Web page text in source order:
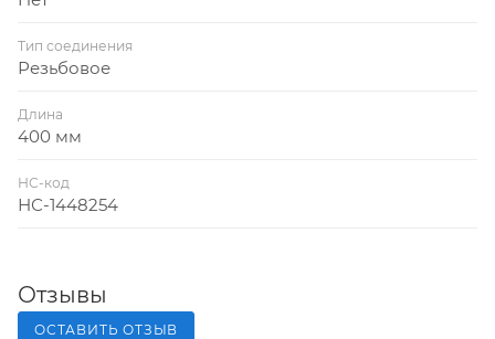
Тип соединения
Резьбовое
Длина
400 мм
НС-код
НС-1448254
Отзывы
ОСТАВИТЬ ОТЗЫВ